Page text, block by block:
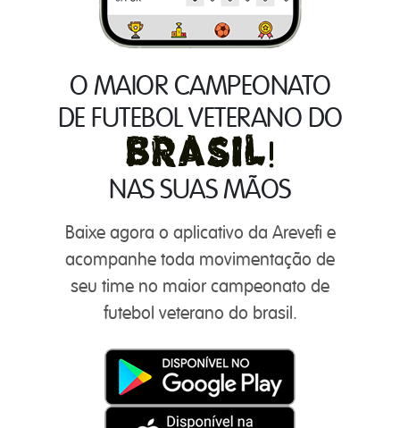
O MAIOR CAMPEONATO
DE FUTEBOL VETERANO DO
NAS SUAS MÃOS
Baixe agora o aplicativo da Arevefi e
acompanhe toda movimentação de
seu time no maior campeonato de
futebol veterano do brasil.